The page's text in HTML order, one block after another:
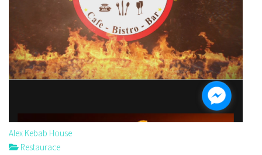
Alex Kebab House
Restaurace